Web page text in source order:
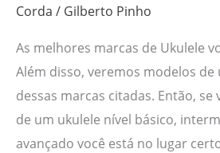
Corda / Gilberto Pinho
As melhores marcas de Ukulele
Além disso, veremos modelos de
dessas marcas citadas. Então,
de um ukulele nível básico,
avançado você está no lugar